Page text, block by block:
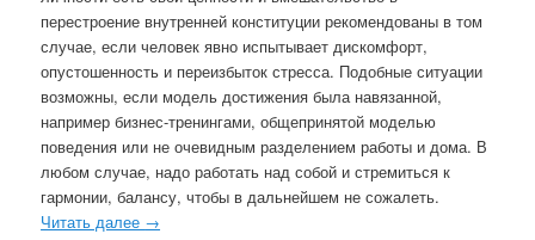
перестроение внутренней конституции рекомендованы в том
случае, если человек явно испытывает дискомфорт,
опустошенность и переизбыток стресса. Подобные ситуации
возможны, если модель достижения была навязанной,
например бизнес-тренингами, общепринятой моделью
поведения или не очевидным разделением работы и дома. В
любом случае, надо работать над собой и стремиться к
гармонии, балансу, чтобы в дальнейшем не сожалеть.
Читать далее →